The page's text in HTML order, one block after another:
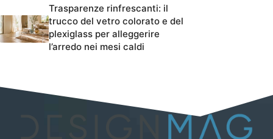
Trasparenze rinfrescanti: il
trucco del vetro colorato e del
plexiglass per alleggerire
l’arredo nei mesi caldi